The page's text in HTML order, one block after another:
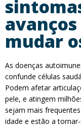
mudar
As doenças
confunde células
Podem afetar
pele, e atingem
sejam mais
idade e estão a